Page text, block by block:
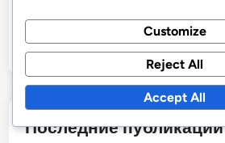
О программе
Последние публикации
Customize
Reject All
Accept All